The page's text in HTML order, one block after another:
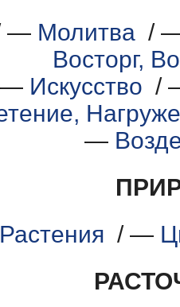
— Молитва /
Восторг,
Искусство /
—
Растения / —